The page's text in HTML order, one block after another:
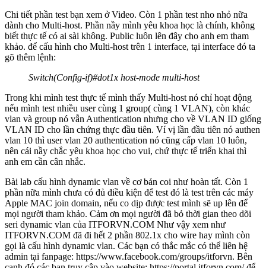
Chi tiết phần test bạn xem ở Video. Còn 1 phần test nho nhỏ nữa
dành cho Multi-host. Phần nầy mình yêu khoa học là chính, không
biết thực tế có ai sài không. Public luôn lên đây cho anh em tham
khảo. để cấu hình cho Multi-host trên 1 interface, tại interface đó ta
gõ thêm lệnh:
Switch(Config-if)#dot1x host-mode multi-host
Trong khi mình test thực tế mình thấy Multi-host nó chỉ hoạt động
nếu mình test nhiều user cùng 1 group( cùng 1 VLAN), còn khác
vlan và group nó vẫn Authentication nhưng cho về VLAN ID giống
VLAN ID cho lần chứng thực đầu tiên. Ví vị lần đầu tiên nó authen
vlan 10 thì user vlan 20 authentication nó cũng cấp vlan 10 luôn,
nên cái nầy chắc yêu khoa học cho vui, chứ thực tế triển khai thì
anh em cần cân nhắc.
Bài lab cấu hình dynamic vlan về cơ bản coi như hoàn tất. Còn 1
phần nữa mình chưa có đủ điều kiện để test đó là test trên các máy
Apple MAC join domain, nếu co dịp được test mình sẽ up lên để
mọi người tham khảo. Cảm ơn mọi người đã bỏ thời gian theo dõi
seri dynamic vlan của ITFORVN.COM Như vậy xem như
ITFORVN.COM đã đi hết 2 phần 802.1x cho wire hay mình còn
gọi là cấu hình dynamic vlan. Các bạn có thắc mắc có thể liên hệ
admin tại fanpage: https://www.facebook.com/groups/itforvn. Bên